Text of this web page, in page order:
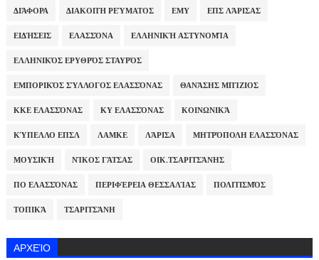
ΔΙΆΦΟΡΑ ΔΙΑΚΟΠΉ ΡΕΎΜΑΤΟΣ ΕΜΥ ΕΠΣ ΛΆΡΙΣΑΣ
ΕΙΔΉΣΕΙΣ ΕΛΑΣΣΌΝΑ ΕΛΛΗΝΙΚΉ ΑΣΤΥΝΟΜΊΑ
ΕΛΛΗΝΙΚΌΣ ΕΡΥΘΡΌΣ ΣΤΑΥΡΌΣ
ΕΜΠΟΡΙΚΌΣ ΣΎΛΛΟΓΟΣ ΕΛΑΣΣΌΝΑΣ ΘΑΝΆΣΗΣ ΜΠΊΖΙΟΣ
ΚΚΕ ΕΛΑΣΣΌΝΑΣ ΚΥ ΕΛΑΣΣΌΝΑΣ ΚΟΙΝΩΝΙΚΆ
ΚΎΠΕΛΛΟ ΕΠΣΛ ΛΑΜΚΕ ΛΆΡΙΣΑ ΜΗΤΡΌΠΟΛΗ ΕΛΑΣΣΌΝΑΣ
ΜΟΥΣΙΚΉ ΝΊΚΟΣ ΓΆΤΣΑΣ ΟΙΚ.ΤΣΑΡΙΤΣΆΝΗΣ
ΠΟ ΕΛΑΣΣΌΝΑΣ ΠΕΡΙΦΈΡΕΙΑ ΘΕΣΣΑΛΊΑΣ ΠΟΛΙΤΙΣΜΌΣ
ΤΟΠΙΚΆ ΤΣΑΡΙΤΣΆΝΗ
ΑΡΧΕΊΟ